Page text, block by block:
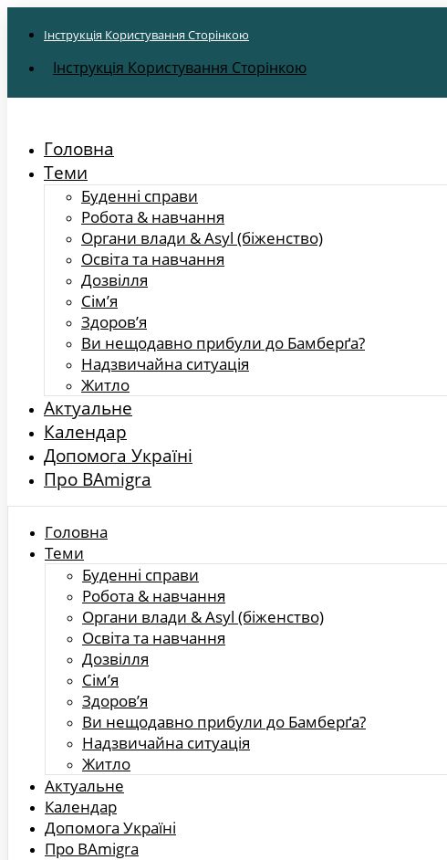
Інструкція Користування Сторінкою
Інструкція Користування Сторінкою
Головна
Теми
Буденні справи
Робота & навчання
Органи влади & Asyl (біженство)
Освіта та навчання
Дозвілля
Сім’я
Здоров’я
Ви нещодавно прибули до Бамберґа?
Надзвичайна ситуація
Житло
Актуальне
Календар
Допомога Україні
Про BAmigra
Головна
Теми
Буденні справи
Робота & навчання
Органи влади & Asyl (біженство)
Освіта та навчання
Дозвілля
Сім’я
Здоров’я
Ви нещодавно прибули до Бамберґа?
Надзвичайна ситуація
Житло
Актуальне
Календар
Допомога Україні
Про BAmigra